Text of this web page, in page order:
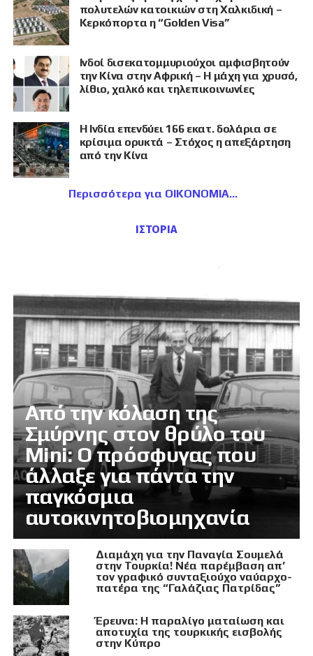
πολυτελών κατοικιών στη Χαλκιδική –
Κερκόπορτα η “Golden Visa”
Ινδοί δισεκατομμυριούχοι αμφισβητούν
την Κίνα στην Αφρική – Η μάχη για χρυσό,
λίθιο, χαλκό και τηλεπικοινωνίες
Η Ινδία επενδύει 166 εκατ. δολάρια σε
κρίσιμα ορυκτά – Στόχος η απεξάρτηση
από την Κίνα
Περισσότερα για ΟΙΚΟΝΟΜΙΑ
ΙΣΤΟΡΙΑ
Από την κόλαση της
Σμύρνης στον θρύλο του
Mini: Ο πρόσφυγας που
άλλαξε για πάντα την
παγκόσμια
αυτοκινητοβιομηχανία
Διαμάχη για την Παναγία Σουμελά
στην Τουρκία! Νέα παρέμβαση απ’
τον γραφικό συνταξιούχο ναύαρχο-
πατέρα της “Γαλάζιας Πατρίδας”
Έρευνα: Η παραλίγο ματαίωση και
αποτυχία της τουρκικής εισβολής
στην Κύπρο